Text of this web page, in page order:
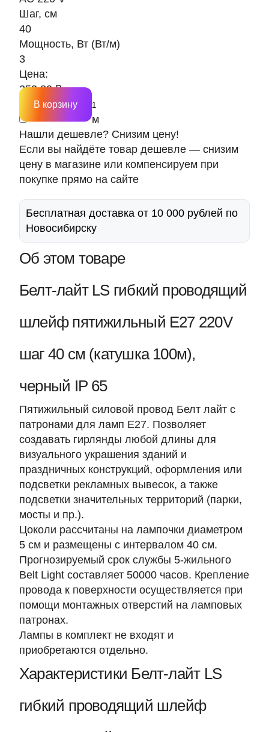
Шаг, см
40
Мощность, Вт (Вт/м)
3
Цена:
253.80 ₽
м
В корзину
Нашли дешевле? Снизим цену!
Если вы найдёте товар дешевле — снизим
цену в магазине или компенсируем при
покупке прямо на сайте
Бесплатная доставка от 10 000 рублей по
Новосибирску
Об этом товаре
Белт-лайт LS гибкий проводящий
шлейф пятижильный Е27 220V
шаг 40 см (катушка 100м),
черный IP 65
Пятижильный силовой провод Белт лайт с
патронами для ламп Е27. Позволяет
создавать гирлянды любой длины для
визуального украшения зданий и
праздничных конструкций, оформления или
подсветки рекламных вывесок, а также
подсветки значительных территорий (парки,
мосты и пр.).
Цоколи рассчитаны на лампочки диаметром
5 см и размещены с интервалом 40 см.
Прогнозируемый срок службы 5-жильного
Belt Light составляет 50000 часов. Крепление
провода к поверхности осуществляется при
помощи монтажных отверстий на ламповых
патронах.
Лампы в комплект не входят и
приобретаются отдельно.
Характеристики Белт-лайт LS
гибкий проводящий шлейф